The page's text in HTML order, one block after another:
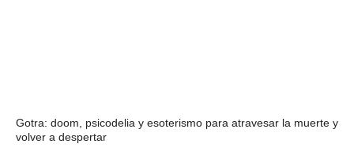
Gotra: doom, psicodelia y esoterismo para atravesar la muerte y
volver a despertar